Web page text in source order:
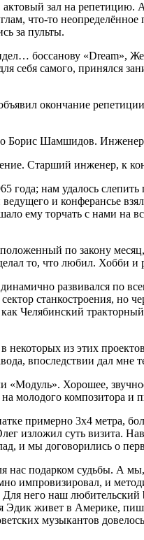
зал на репетицию. А
что-то
за пульты.
боссанову «Dream»,
себя самого, принялся
окончание
Шамшидов. Инженер-
Старший инженер, к
года; нам удалось
ведущего и конферансье
ему торчать с нами на
по закону
то, что любил. Хобби
развивался по
станкостроения, но
Челябинский
некоторых из этих
впоследствии дал мне
Хорошее,
на молодого композитора
примерно 3х4 метра,
изложил суть визита.
и мы договорились о
нас подарком судьбы. А
импровизировал, и
Для него наш
Эдик живет в Америке,
музыкантов